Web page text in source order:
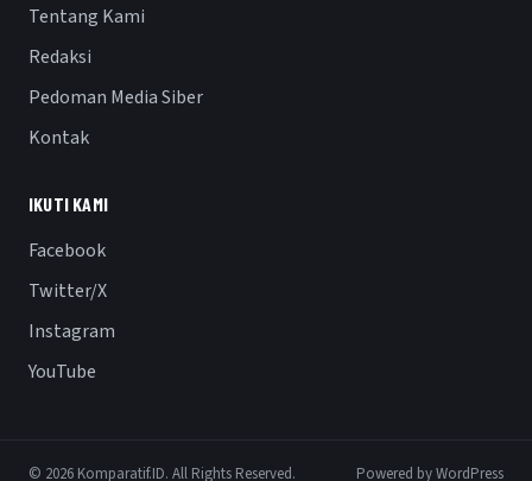
Tentang Kami
Redaksi
Pedoman Media Siber
Kontak
IKUTI KAMI
Facebook
Twitter/X
Instagram
YouTube
© 2026 Komparatif.ID. All Rights Reserved. Powered by WordPress